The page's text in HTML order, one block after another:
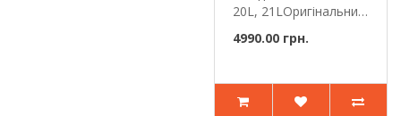
20L, 21LОригінальний
4990.00 грн.